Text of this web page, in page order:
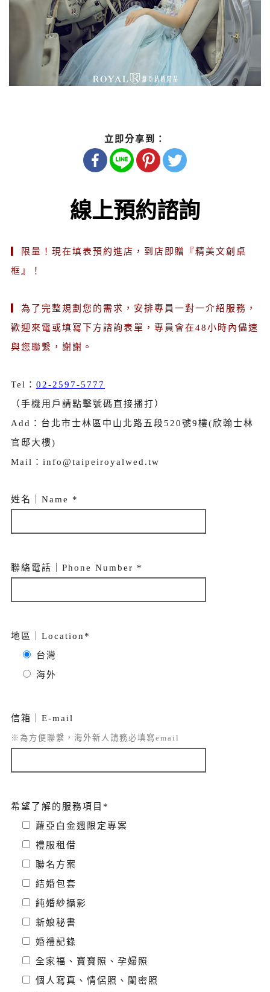
立即分享到：
線上預約諮詢
▎限量！現在填表預約進店，到店即贈『精美文創桌
框』！
▎為了完整規劃您的需求，安排專員一對一介紹服務，
歡迎來電或填寫下方諮詢表單，專員會在48小時內儘速
與您聯繫，謝謝。
Tel： 02-2597-5777
（手機用戶請點擊號碼直接播打）
Add：台北市士林區中山北路五段520號9樓(欣翰士林
官邸大樓)
Mail：info@taipeiroyalwed.tw
姓名｜Name *
聯絡電話｜Phone Number *
地區｜Location*
台灣
海外
信箱｜E-mail
※為方便聯繫，海外新人請務必填寫email
希望了解的服務項目*
蘿亞白金週限定專案
禮服租借
聯名方案
結婚包套
純婚紗攝影
新娘秘書
婚禮記錄
全家福、寶寶照、孕婦照
個人寫真、情侶照、閨密照